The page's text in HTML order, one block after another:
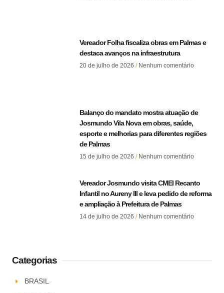
Vereador Folha fiscaliza obras em Palmas e
destaca avanços na infraestrutura
20 de julho de 2026 Nenhum comentário
Balanço do mandato mostra atuação de
Josmundo Vila Nova em obras, saúde,
esporte e melhorias para diferentes regiões
de Palmas
15 de julho de 2026 Nenhum comentário
Vereador Josmundo visita CMEI Recanto
Infantil no Aureny III e leva pedido de reforma
e ampliação à Prefeitura de Palmas
14 de julho de 2026 Nenhum comentário
Categorias
BRASIL